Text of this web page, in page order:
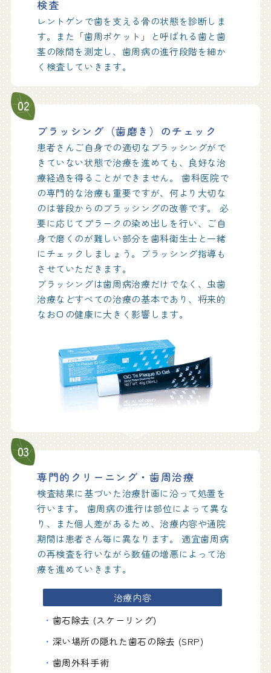
検査
レントゲンで歯を支える骨の状態を診断しま
す。また「歯周ポケット」と呼ばれる歯と歯
茎の隙間を測定し、歯周病の進行段階を細か
く検査していきます。
02
ブラッシング（歯磨き）のチェック
患者さんご自身での適切なブラッシングがで
きていない状態で治療を進めても、良好な治
療経過を得ることができません。 歯科医院で
の専門的な治療も重要ですが、何より大切な
のは普段からのブラッシングの改善です。 必
要に応じてプラークの染め出しを行い、ご自
身で磨くのが難しい部分を歯科衛生士と一緒
にチェックしましょう。ブラッシング指導も
させていただきます。
ブラッシングは歯周病治療だけでなく、虫歯
治療などすべての治療の基本であり、将来的
なお口の健康に大きく影響します。
03
専門的クリーニング・歯周治療
検査結果に基づいた治療計画に沿って処置を
行います。 歯周病の進行は部位によって異な
り、また個人差があるため、治療内容や通院
期間は患者さん毎に異なります。 適宜歯周病
の再検査を行いながら数値の増悪によって治
療を進めていきます。
治療内容
歯石除去 (スケーリング)
深い場所の隠れた歯石の除去 (SRP)
歯周外科手術